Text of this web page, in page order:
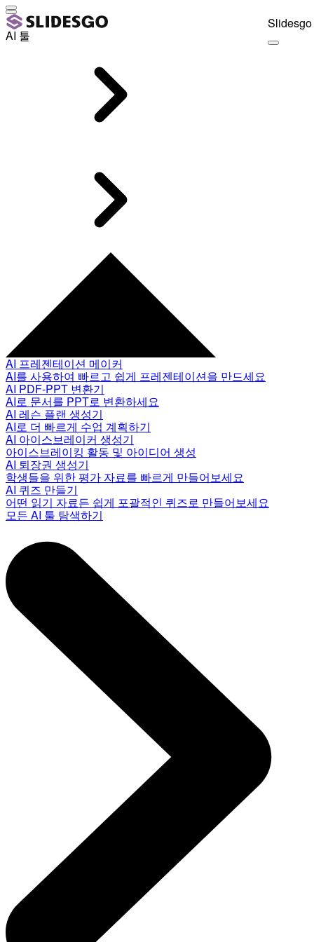
AI 툴
AI 프레젠테이션 메이커
AI를 사용하여 빠르고 쉽게 프레젠테이션을 만드세요
AI PDF-PPT 변환기
AI로 문서를 PPT로 변환하세요
AI 레슨 플랜 생성기
AI로 더 빠르게 수업 계획하기
AI 아이스브레이커 생성기
아이스브레이킹 활동 및 아이디어 생성
AI 퇴장권 생성기
학생들을 위한 평가 자료를 빠르게 만들어보세요
AI 퀴즈 만들기
어떤 읽기 자료든 쉽게 포괄적인 퀴즈로 만들어보세요
모든 AI 툴 탐색하기